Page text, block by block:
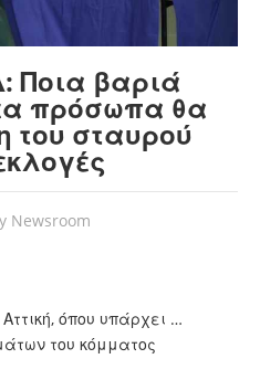
Ποια βαριά
πρόσωπα θα
του σταυρού
Newsroom
όπου υπάρχει …
του κόμματος